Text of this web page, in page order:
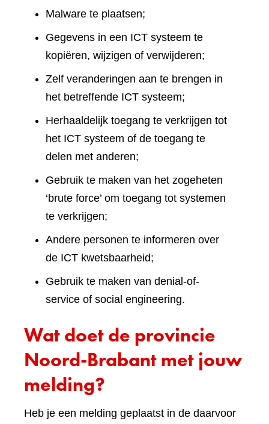
Malware te plaatsen;
Gegevens in een ICT systeem te
kopiëren, wijzigen of verwijderen;
Zelf veranderingen aan te brengen in
het betreffende ICT systeem;
Herhaaldelijk toegang te verkrijgen tot
het ICT systeem of de toegang te
delen met anderen;
Gebruik te maken van het zogeheten
‘brute force’ om toegang tot systemen
te verkrijgen;
Andere personen te informeren over
de ICT kwetsbaarheid;
Gebruik te maken van denial-of-
service of social engineering.
Wat doet de provincie
Noord-Brabant met jouw
melding?
Heb je een melding geplaatst in de daarvoor